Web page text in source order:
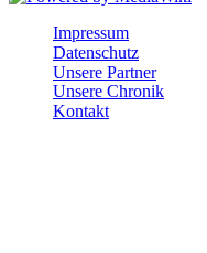
Impressum
Datenschutz
Unsere Partner
Unsere Chronik
Kontakt